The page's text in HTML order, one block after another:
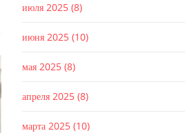
июля 2025 (8)
июня 2025 (10)
мая 2025 (8)
апреля 2025 (8)
марта 2025 (10)